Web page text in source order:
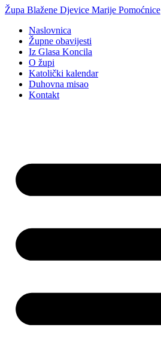
Idi
sadržaj
Župa Blažene Djevice Marije Pomoćnice
Naslovnica
Župne obavijesti
Iz Glasa Koncila
O župi
Katolički kalendar
Duhovna misao
Kontakt